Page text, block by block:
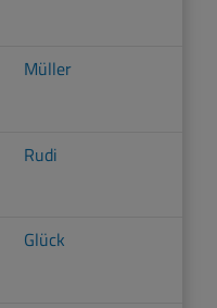
Müller
Rudi
Glück